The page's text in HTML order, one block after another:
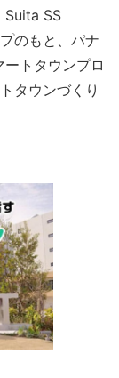
Suita SS
のもと、パナ
トタウンプロ
タウンづくり